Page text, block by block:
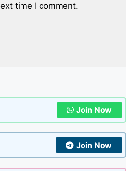
time I comment.
Join Now
Join Now